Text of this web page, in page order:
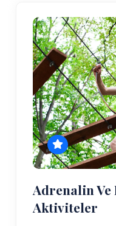
Adrenalin Ve
Aktiviteler